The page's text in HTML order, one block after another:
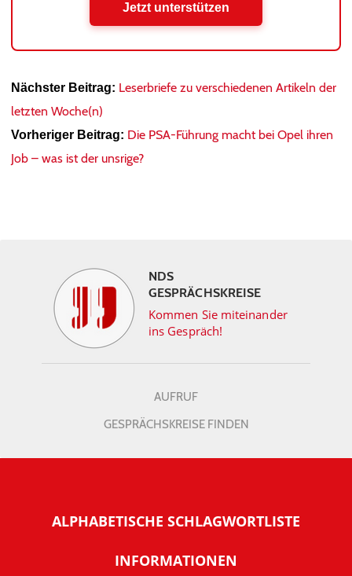
Jetzt unterstützen
Nächster Beitrag: Leserbriefe zu verschiedenen Artikeln der
letzten Woche(n)
Vorheriger Beitrag: Die PSA-Führung macht bei Opel ihren
Job – was ist der unsrige?
NDS
GESPRÄCHSKREISE
Kommen Sie miteinander
ins Gespräch!
AUFRUF
GESPRÄCHSKREISE FINDEN
ALPHABETISCHE SCHLAGWORTLISTE
INFORMATIONEN